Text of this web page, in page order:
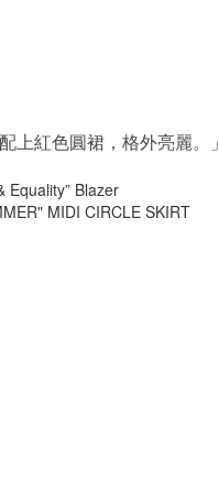
配上紅色圓裙，格外亮麗。」
Equality” Blazer
MIDI CIRCLE SKIRT